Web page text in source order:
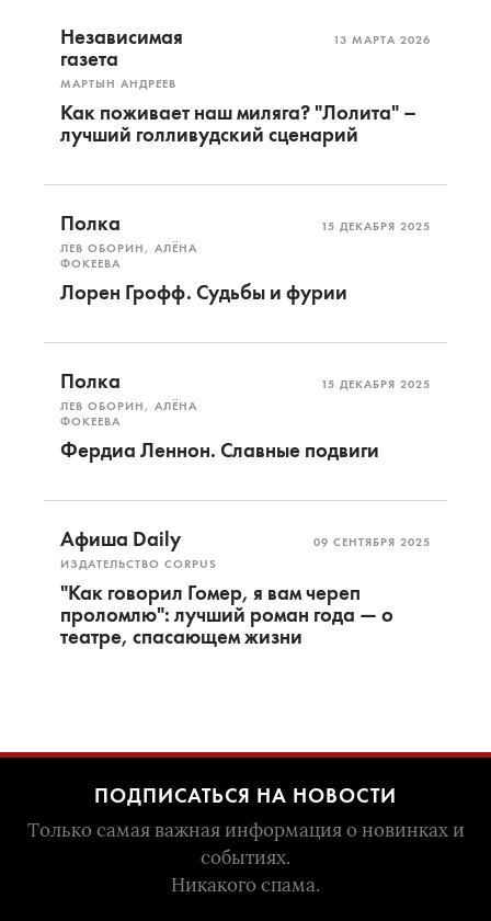
Независимая
газета
МАРТЫН АНДРЕЕВ
13 МАРТА 2026
Как поживает наш миляга? "Лолита" –
лучший голливудский сценарий
Полка
ЛЕВ ОБОРИН, АЛЁНА
ФОКЕЕВА
15 ДЕКАБРЯ 2025
Лорен Грофф. Судьбы и фурии
Полка
ЛЕВ ОБОРИН, АЛЁНА
ФОКЕЕВА
15 ДЕКАБРЯ 2025
Фердиа Леннон. Славные подвиги
Афиша Daily
ИЗДАТЕЛЬСТВО CORPUS
09 СЕНТЯБРЯ 2025
"Как говорил Гомер, я вам череп
проломлю": лучший роман года — о
театре, спасающем жизни
ПОДПИСАТЬСЯ НА НОВОСТИ
Только самая важная информация о новинках и
событиях.
Никакого спама.